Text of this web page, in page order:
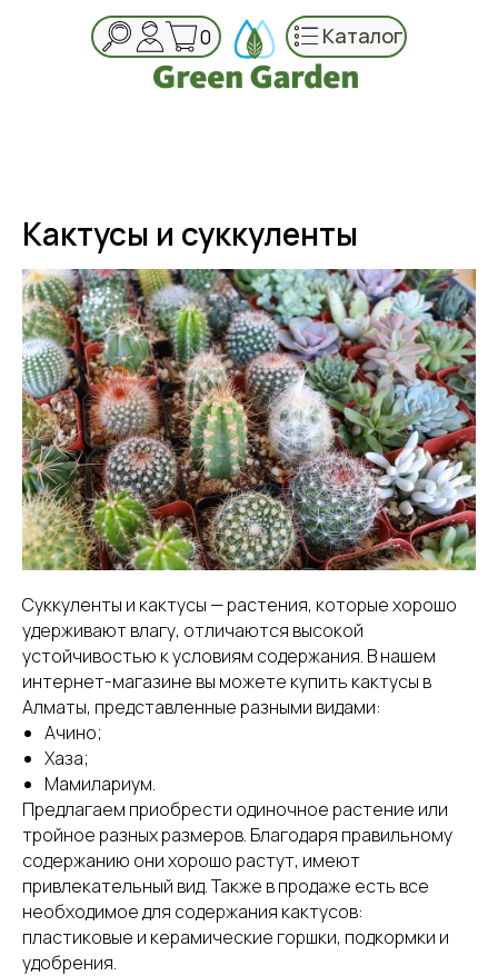
0 Каталог
Кактусы и суккуленты
Суккуленты и кактусы — растения, которые хорошо
удерживают влагу, отличаются высокой
устойчивостью к условиям содержания. В нашем
интернет-магазине вы можете купить кактусы в
Алматы, представленные разными видами:
Ачино;
Хаза;
Мамилариум.
Предлагаем приобрести одиночное растение или
тройное разных размеров. Благодаря правильному
содержанию они хорошо растут, имеют
привлекательный вид. Также в продаже есть все
необходимое для содержания кактусов:
пластиковые и керамические горшки, подкормки и
удобрения.